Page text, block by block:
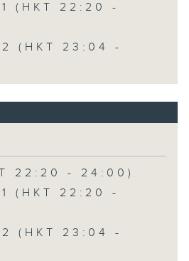
1 (HKT 22:20 -
2 (HKT 23:04 -
22:20 - 24:00)
1 (HKT 22:20 -
2 (HKT 23:04 -